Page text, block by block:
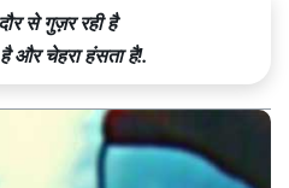
से गुज़र रही है
और चेहरा हंसता है!.